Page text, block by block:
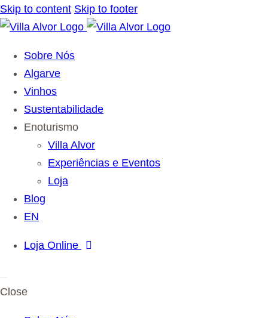
Skip to content Skip to footer
Sobre Nós
Algarve
Vinhos
Sustentabilidade
Enoturismo
Villa Alvor
Experiências e Eventos
Loja
Blog
EN
Loja Online
Close